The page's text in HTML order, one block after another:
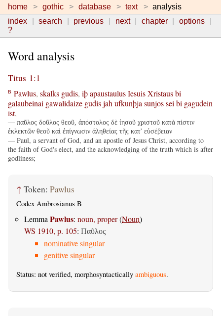
home gothic database text
analysis
index
search previous next chapter
options
?
Word analysis
Titus 1:1
B Pawlus, skalks gudis, iþapaustaulusIesuisXristausbi
galaubeinai gawalidaize gudisjah ufkunþja sunjossei bi gagudein
ist,
— παῦλος δοῦλος θεοῦ, ἀπόστολος δὲ ἰησοῦ χριστοῦ κατὰ πίστιν
ἐκλεκτῶν θεοῦ καὶ ἐπίγνωσιν ἀληθείας τῆς κατ' εὐσέβειαν
— Paul, a servant of God, and an apostle of Jesus Christ, according to
the faith of God's elect, and the acknowledging of the truth which is after
godliness;
↑ Token: Pawlus
Codex Ambrosianus B
Lemma Pawlus: noun, proper(Noun)
WS 1910, p. 105: Παῦλος
nominative singular
genitive singular
Status: not verified, morphosyntactically ambiguous.